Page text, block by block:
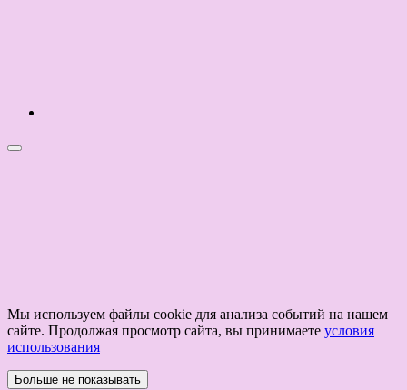
Мы используем файлы cookie для анализа событий на нашем
сайте. Продолжая просмотр сайта, вы принимаете условия
использования
Больше не показывать